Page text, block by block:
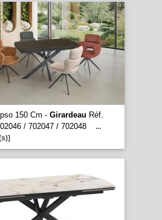
150 Cm - Girardeau Réf.
/ 702047 / 702048
...